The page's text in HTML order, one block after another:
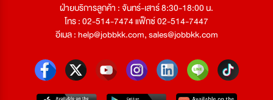
ฝ่ายบริการลูกค้า : จันทร์-เสาร์ 8:30-18:00 น.
โทร : 02-514-7474 แฟ็กซ์ 02-514-7447
อีเมล :help@jobbkk.com,sales@jobbkk.com